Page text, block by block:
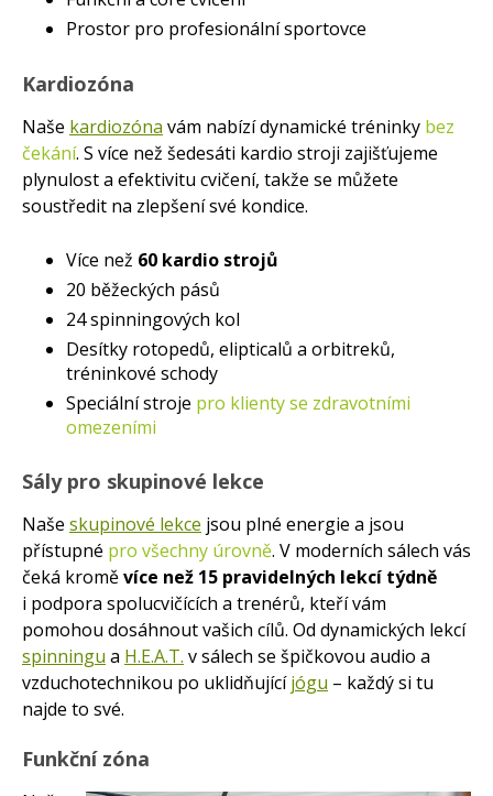
Prostor pro profesionální sportovce
Kardiozóna
Naše kardiozóna vám nabízí dynamické tréninky bez
čekání. S více než šedesáti kardio stroji zajišťujeme
plynulost a efektivitu cvičení, takže se můžete
soustředit na zlepšení své kondice.
Více než 60 kardio strojů
20 běžeckých pásů
24 spinningových kol
Desítky rotopedů, elipticalů a orbitreků,
tréninkové schody
Speciální stroje pro klienty se zdravotními
omezeními
Sály pro skupinové lekce
Naše skupinové lekce jsou plné energie a jsou
přístupné pro všechny úrovně. V moderních sálech vás
čeká kroměvíce než 15 pravidelných lekcí týdně
i podpora spolucvičících a trenérů, kteří vám
pomohou dosáhnout vašich cílů. Od dynamických lekcí
spinningu a H.E.A.T. v sálech se špičkovou audio a
vzduchotechnikou po uklidňujícíjógu – každý si tu
najde to své.
Funkční zóna